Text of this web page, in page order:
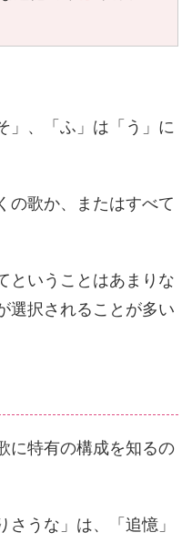
」、「ふ」は「う」に
の歌か、またはすべて
ということはあまりな
選択されることが多い
に特有の構成を知るの
さうな」は、「追憶」